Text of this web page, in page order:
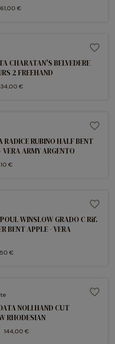
€
CHARATAN'S BELVEDERE
2 FREEHAND
€
favorite_border
RADICE RUBINO HALF BENT
VERA ARMY ARGENTO
€
favorite_border
WINSLOW GRADO C Rif.
BENT APPLE - VERA
€
favorite_border
NOLI HAND CUT
RHODESIAN
144,00 €
favorite_border